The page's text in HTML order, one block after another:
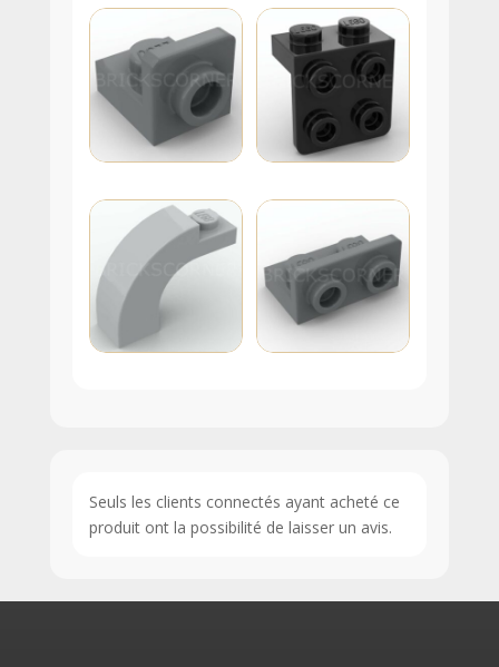
Seuls les clients connectés ayant acheté ce
produit ont la possibilité de laisser un avis.